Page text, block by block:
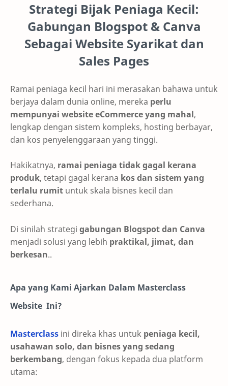
Strategi Bijak Peniaga Kecil:
Gabungan Blogspot & Canva
Sebagai Website Syarikat dan
Sales Pages
Ramai peniaga kecil hari ini merasakan bahawa untuk
berjaya dalam dunia online, mereka perlu
mempunyai website eCommerce yang mahal,
lengkap dengan sistem kompleks, hosting berbayar,
dan kos penyelenggaraan yang tinggi.
Hakikatnya, ramai peniaga tidak gagal kerana
produk, tetapi gagal kerana kos dan sistem yang
terlalu rumit untuk skala bisnes kecil dan
sederhana.
Di sinilah strategi gabungan Blogspot dan Canva
menjadi solusi yang lebih praktikal, jimat, dan
berkesan..
Apa yang Kami Ajarkan Dalam Masterclass
Website Ini?
Masterclass ini direka khas untuk peniaga kecil,
usahawan solo, dan bisnes yang sedang
berkembang, dengan fokus kepada dua platform
utama: